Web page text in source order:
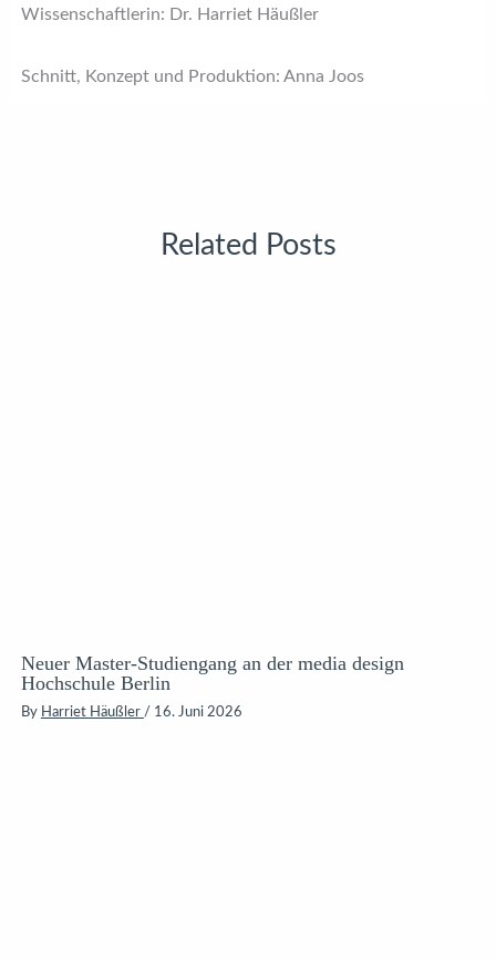
Wissenschaftlerin: Dr. Harriet Häußler
Schnitt, Konzept und Produktion: Anna Joos
Related Posts
Neuer Master-Studiengang an der media design
Hochschule Berlin
By Harriet Häußler / 16. Juni 2026